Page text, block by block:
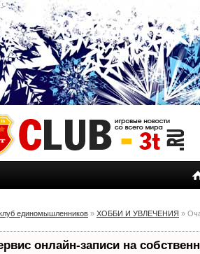
единомышленников » ХОББИ И УВЛЕЧЕНИЯ »
онлайн-записи на